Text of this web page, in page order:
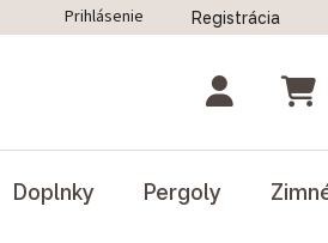
Odstúpenie od zmluvy
Prihlásenie Registrácia
Doplnky Pergoly